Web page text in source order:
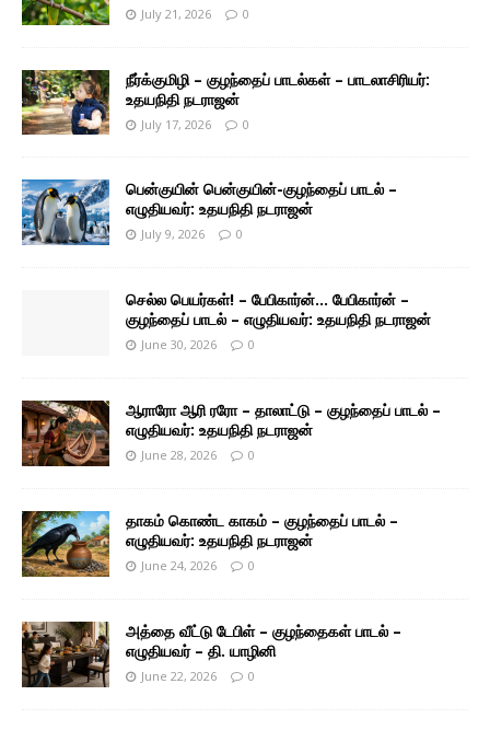
July 21, 2026 0
நீர்க்குமிழி – குழந்தைப் பாடல்கள் – பாடலாசிரியர்:
உதயநிதி நடராஜன்
July 17, 2026 0
பென்குயின் பென்குயின்-குழந்தைப் பாடல் –
எழுதியவர்: உதயநிதி நடராஜன்
July 9, 2026 0
செல்ல பெயர்கள்! – பேபிகார்ன்… பேபிகார்ன் –
குழந்தைப் பாடல் – எழுதியவர்: உதயநிதி நடராஜன்
June 30, 2026 0
ஆராரோ ஆரி ரரோ – தாலாட்டு – குழந்தைப் பாடல் –
எழுதியவர்: உதயநிதி நடராஜன்
June 28, 2026 0
தாகம் கொண்ட காகம் – குழந்தைப் பாடல் –
எழுதியவர்: உதயநிதி நடராஜன்
June 24, 2026 0
அத்தை வீட்டு டேபிள் – குழந்தைகள் பாடல் –
எழுதியவர் – தி. யாழினி
June 22, 2026 0